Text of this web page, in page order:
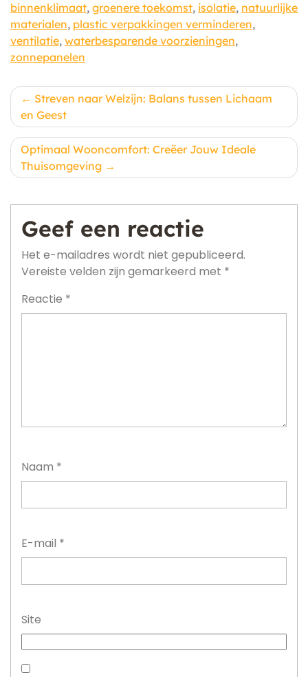
binnenklimaat, groenere toekomst, isolatie, natuurlijke
materialen, plastic verpakkingen verminderen,
ventilatie, waterbesparende voorzieningen,
zonnepanelen
Berichtnavigatie
Streven naar Welzijn: Balans tussen Lichaam
en Geest
Optimaal Wooncomfort: Creëer Jouw Ideale
Thuisomgeving
Geef een reactie
Het e-mailadres wordt niet gepubliceerd.
Vereiste velden zijn gemarkeerd met *
Reactie *
Naam *
E-mail *
Site